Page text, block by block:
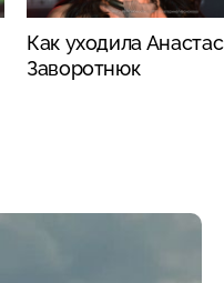
Как уходила
Заворотнюк